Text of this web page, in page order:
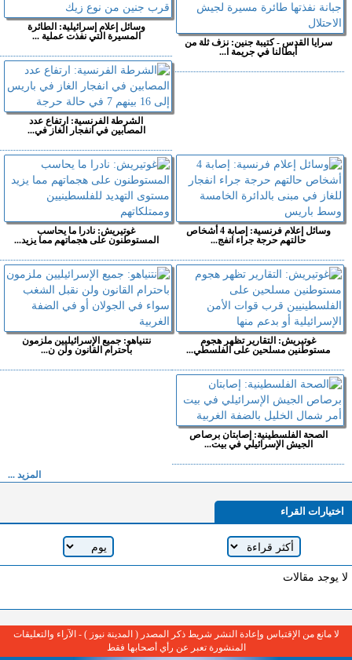
سرايا القدس - كتيبة جنين: نزف ثلة من
أبطالنا في جريمة ا...
وسائل إعلام إسرائيلية: الطائرة
المسيرة التي نفذت عملية ...
الشرطة الفرنسية: ارتفاع عدد
المصابين في انفجار الغاز في...
وسائل إعلام فرنسية: إصابة 4 أشخاص
حالتهم حرجة جراء انفج...
غوتيريش: نادرا ما يحاسب
المستوطنون على هجماتهم مما يزيد...
غوتيريش: التقارير تظهر هجوم
مستوطنين مسلحين على الفلسطي...
نتنياهو: جميع الإسرائيليين ملزمون
باحترام القانون ولن ن...
الصحة الفلسطينية: إصابتان برصاص
الجيش الإسرائيلي في بيت...
المزيد ...
اختيارات القراء
لا يوجد مقالات
لا مانع من الإقتباس وإعادة النشر شريط ذكر المصدر ( المدينة نيوز ) - الآراء والتعليقات
المنشورة تعبر عن رأي أصحابها فقط